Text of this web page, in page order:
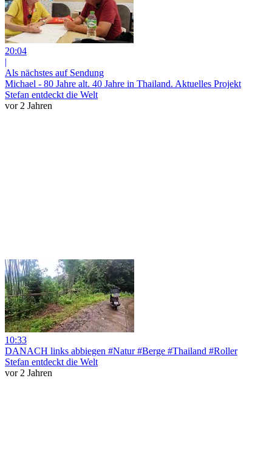
20:04
|
Als nächstes auf Sendung
Michael - 80 Jahre alt. 40 Jahre in Thailand. Aktuelles Projekt
Stefan entdeckt die Welt
vor 2 Jahren
10:33
DANACH links abbiegen #Natur #Berge #Thailand #Roller
Stefan entdeckt die Welt
vor 2 Jahren